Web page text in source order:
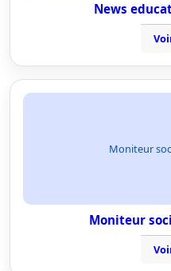
News
Moniteur
Moniteur